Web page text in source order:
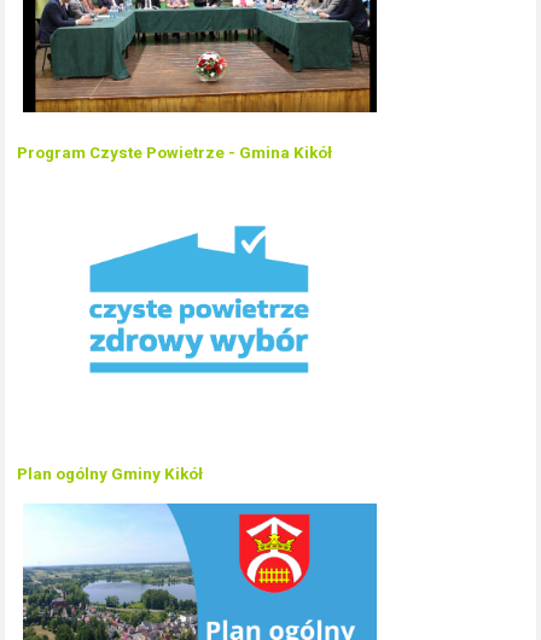
Program Czyste Powietrze - Gmina Kikół
Plan ogólny Gminy Kikół